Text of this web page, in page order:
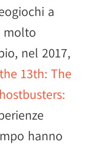
a
molto
nel 2017,
13th: The
hanno